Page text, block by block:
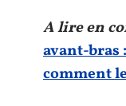
A lire en
avant-bras
comment